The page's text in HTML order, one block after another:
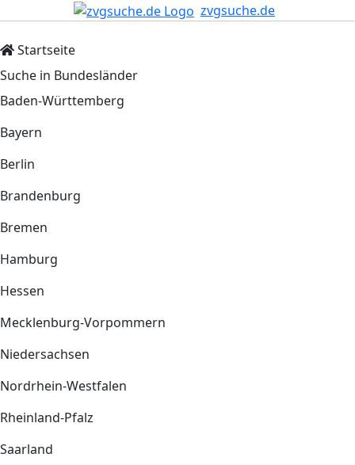
zvgsuche.de
Startseite
Suche in Bundesländer
Baden-Württemberg
Bayern
Berlin
Brandenburg
Bremen
Hamburg
Hessen
Mecklenburg-Vorpommern
Niedersachsen
Nordrhein-Westfalen
Rheinland-Pfalz
Saarland